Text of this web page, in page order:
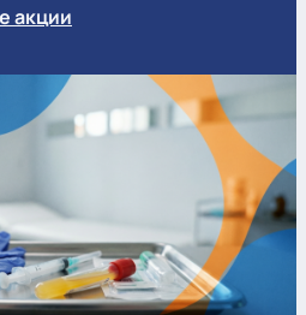
акции